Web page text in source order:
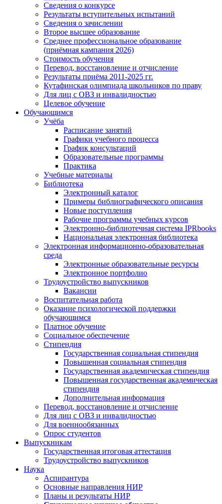
Сведения о конкурсе
Результаты вступительных испытаний
Сведения о зачислении
Второе высшее образование
Среднее профессиональное образование
(приёмная кампания 2026)
Стоимость обучения
Перевод, восстановление и отчисление
Результаты приёма 2011-2025 гг.
Кутафинская олимпиада школьников по праву
Для лиц с ОВЗ и инвалидностью
Целевое обучение
Обучающимся
Учёба
Расписание занятий
Графики учебного процесса
График консультаций
Образовательные программы
Практика
Учебные материалы
Библиотека
Электронный каталог
Примеры библиографического описания
Новые поступления
Рабочие программы учебных курсов
Электронно-библиотечная система IPRbooks
Национальная электронная библиотека
Электронная информационно-образовательная
среда
Электронные образовательные ресурсы
Электронное портфолио
Трудоустройство выпускников
Вакансии
Воспитательная работа
Оказание психологической поддержки
обучающимся
Платное обучение
Социальное обеспечение
Стипендия
Государственная социальная стипендия
Повышенная социальная стипендия
Государственная академическая стипендия
Повышенная государственная академическая
стипендия
Дополнительная информация
Перевод, восстановление и отчисление
Для лиц с ОВЗ и инвалидностью
Для военнообязанных
Опрос студентов
Выпускникам
Государственная итоговая аттестация
Трудоустройство выпускников
Наука
Аспирантура
Основные направления НИР
Планы и результаты НИР